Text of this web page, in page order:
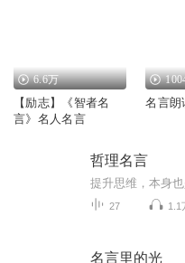
6.6万
【励志】《智者名
言》名人名言
名言朗
哲理名言
提升思维，本身
27 1.1
名言里的光